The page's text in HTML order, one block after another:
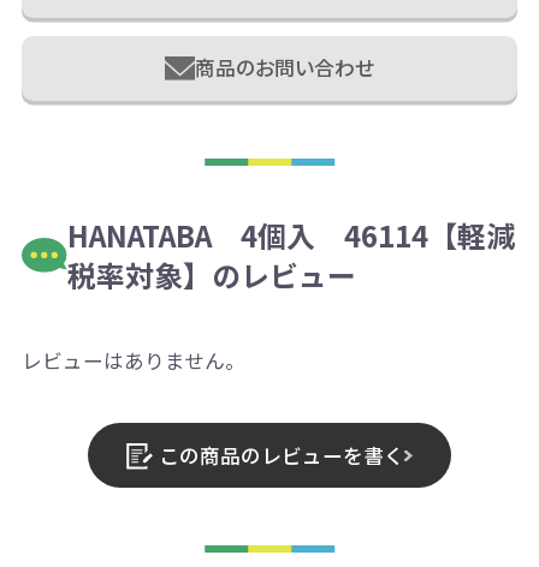
商品のお問い合わせ
HANATABA 4個入 46114【軽減
税率対象】のレビュー
レビューはありません。
この商品のレビューを書く